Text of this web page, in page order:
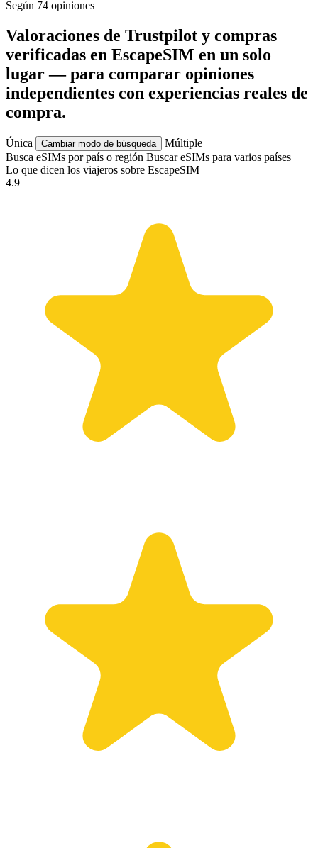
Según 74 opiniones
Valoraciones de Trustpilot y compras
verificadas en EscapeSIM en un solo
lugar — para comparar opiniones
independientes con experiencias reales de
compra.
Única Cambiar modo de búsqueda
Múltiple
Busca eSIMs por país o región Buscar eSIMs para varios países
Lo que dicen los viajeros sobre EscapeSIM
4.9